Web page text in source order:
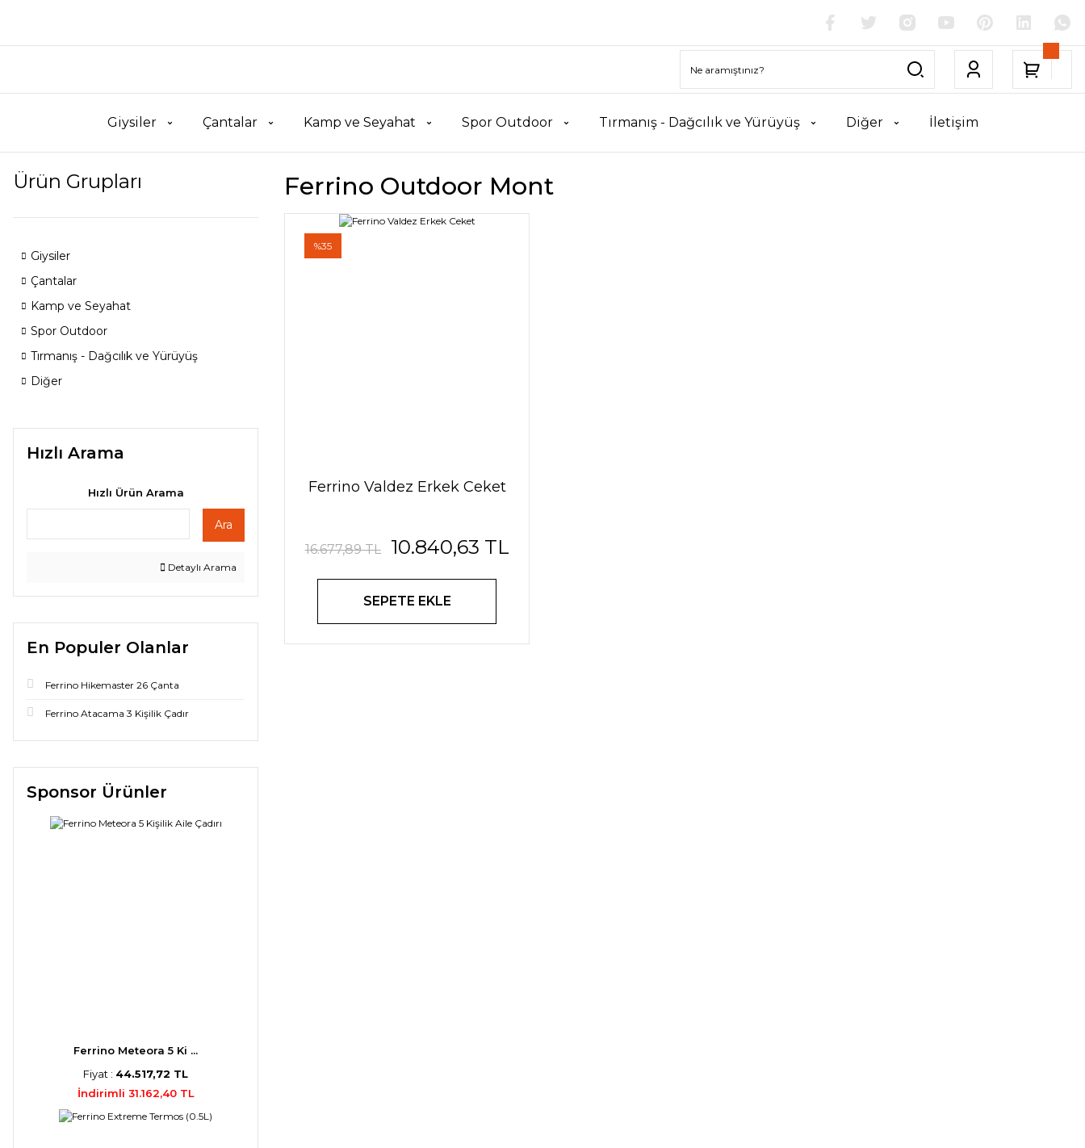
Giysiler Çantalar Kamp ve Seyahat Spor Outdoor Tırmanış - Dağcılık ve Yürüyüş Diğer İletişim
Ürün Grupları
Giysiler
Çantalar
Kamp ve Seyahat
Spor Outdoor
Tırmanış - Dağcılık ve Yürüyüş
Diğer
Hızlı Arama
Hızlı Ürün Arama
Ara
Detaylı Arama
En Populer Olanlar
Ferrino Hikemaster 26 Çanta
Ferrino Atacama 3 Kişilik Çadır
Sponsor Ürünler
Ferrino Meteora 5 Ki ...
Fiyat : 44.517,72 TL
İndirimli 31.162,40 TL
Ferrino Outdoor Mont
%35
Ferrino Valdez Erkek Ceket
16.677,89 TL 10.840,63 TL
SEPETE EKLE